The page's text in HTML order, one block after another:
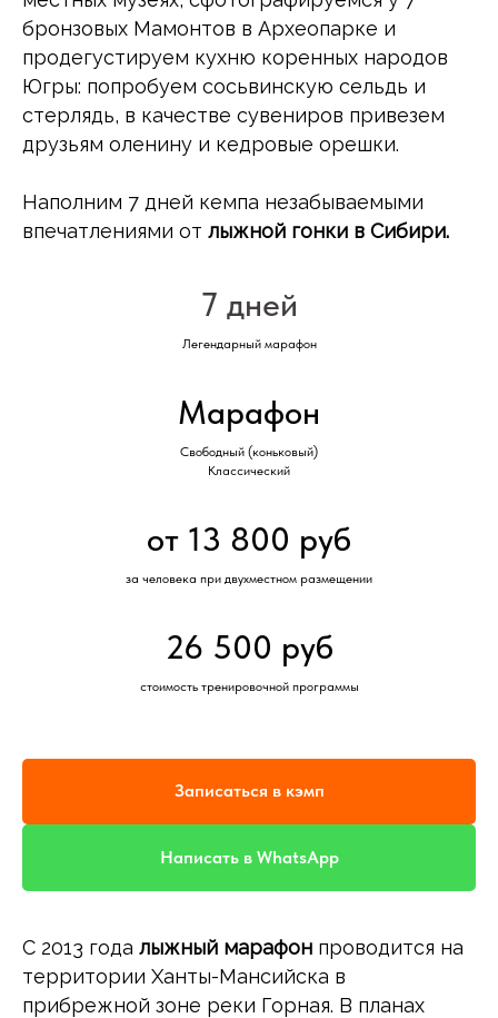
бронзовых Мамонтов в Археопарке и
продегустируем кухню коренных народов
Югры: попробуем сосьвинскую сельдь и
стерлядь, в качестве сувениров привезем
друзьям оленину и кедровые орешки.
Наполним 7 дней кемпа незабываемыми
впечатлениями от лыжной гонки в Сибири.
7 дней
Легендарный марафон
Марафон
Свободный (коньковый)
Классический
от 13 800 руб
за человека при двухместном размещении
26 500 руб
стоимость тренировочной программы
Записаться в кэмп
Написать в WhatsApp
С 2013 года лыжный марафон проводится на
территории Ханты-Мансийска в
прибрежной зоне реки Горная. В планах